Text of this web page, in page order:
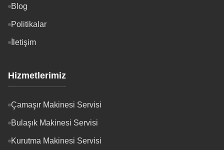
Blog
Politikalar
İletişim
Hizmetlerimiz
Çamaşır Makinesi Servisi
Bulaşık Makinesi Servisi
Kurutma Makinesi Servisi